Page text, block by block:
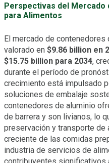
Perspectivas del Mercado
para Alimentos
El mercado de
valorado en $9.86 billion en
$15.75 billion para 2034,
durante el período de
crecimiento está impulsado
soluciones de embalaje
contenedores de aluminio
de barrera y son livianos, lo
preservación y transporte de
creciente de las comidas
industria de servicios de
contribuyentes significativos